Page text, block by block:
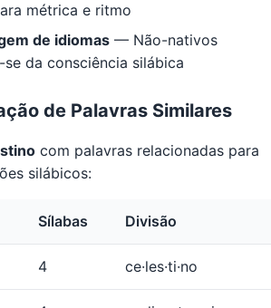
métrica e ritmo
de idiomas — Não-nativos
da consciência silábica
de Palavras Similares
com palavras relacionadas para
silábicos:
Sílabas Divisão
4 ce·les·ti·no